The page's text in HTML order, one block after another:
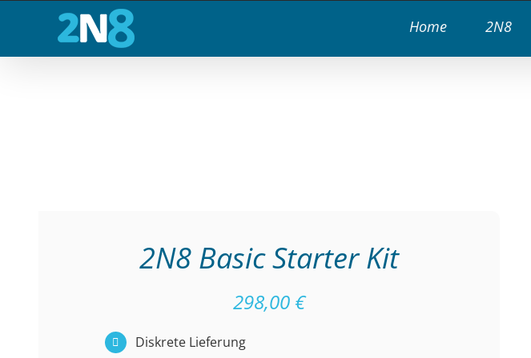
Home 2N8
2N8 Basic Starter Kit
298,00 €
Diskrete Lieferung